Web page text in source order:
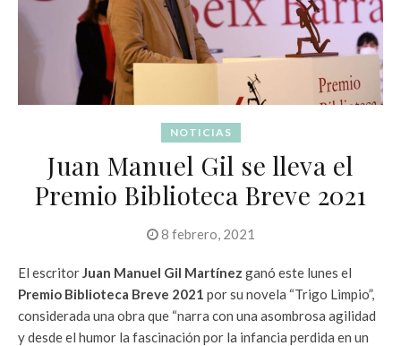
NOTICIAS
Juan Manuel Gil se lleva el
Premio Biblioteca Breve 2021
8 febrero, 2021
El escritorJuan Manuel Gil Martínez ganó este lunes el
Premio Biblioteca Breve 2021 por su novela “Trigo Limpio”,
considerada una obra que “narra con una asombrosa agilidad
y desde el humor la fascinación por la infancia perdida en un